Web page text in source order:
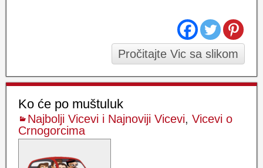
Pročitajte Vic sa slikom
Ko će po muštuluk
Najbolji Vicevi i Najnoviji Vicevi, Vicevi o
Crnogorcima